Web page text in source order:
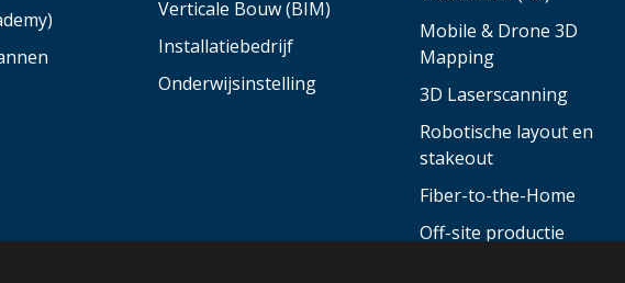
Verticale Bouw (BIM)
Installatiebedrijf
Onderwijsinstelling
Mobile & Drone 3D
Mapping
3D Laserscanning
Robotische layout en
stakeout
Fiber-to-the-Home
Off-site productie